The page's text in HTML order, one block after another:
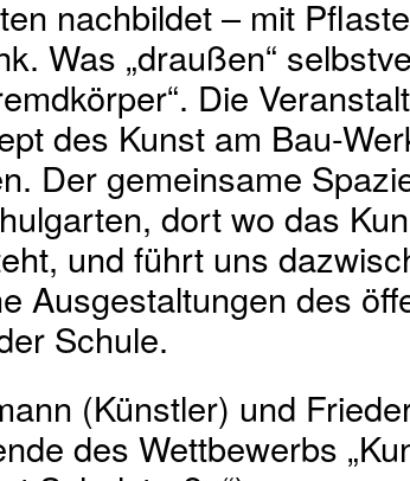
nachbildet – mit
Was „draußen“
Die
des Kunst am Bau-
Der gemeinsame
dort wo das
und führt uns
Ausgestaltungen des
Schule.
(Künstler) und
des Wettbewerbs